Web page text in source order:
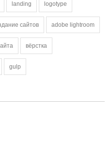
landing logotype
сайтов adobe lightroom
вёрстка
gulp